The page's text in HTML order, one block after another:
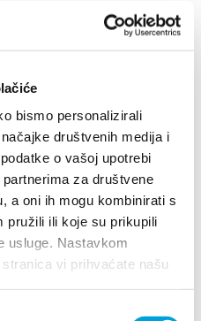
bismo personalizirali
društvenih medija i
o vašoj upotrebi
za društvene
a oni ih mogu kombinirati s
pružili ili koje su prikupili
usluge. Nastavkom
vi prihvaćate našu